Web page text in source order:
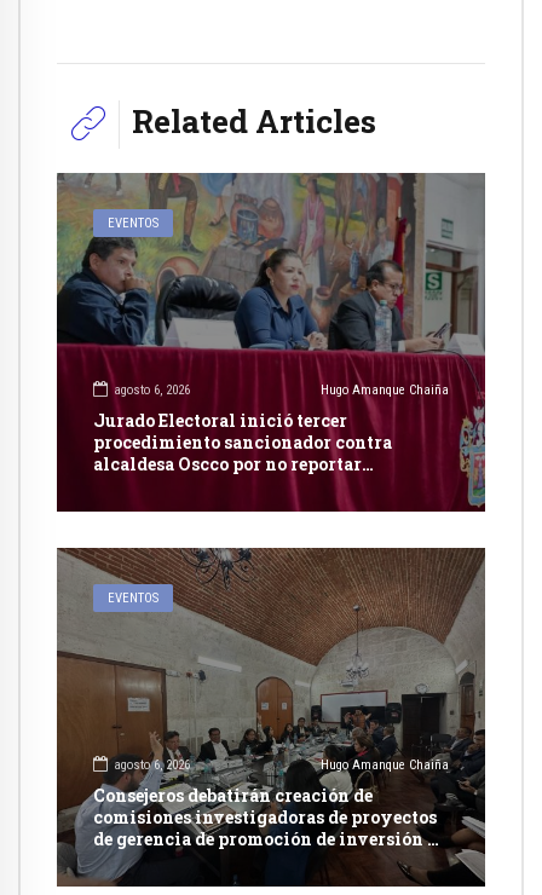
Related Articles
EVENTOS
agosto 6, 2026 Hugo Amanque Chaiña
Jurado Electoral inició tercer
procedimiento sancionador contra
alcaldesa Oscco por no reportar
EVENTOS
agosto 6, 2026 Hugo Amanque Chaiña
Consejeros debatirán creación de
comisiones investigadoras de proyectos
de gerencia de promoción de inversión y
carretera en Caylloma